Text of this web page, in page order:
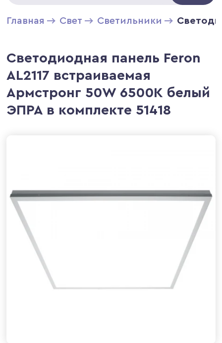
Главная Свет Светильники
Светодиодная панель Feron
AL2117 встраиваемая
Армстронг 50W 6500K белый
ЭПРА в комплекте 51418